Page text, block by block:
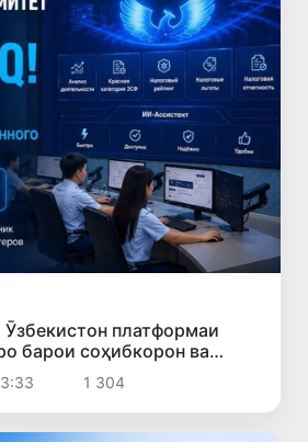
платформаи
барои соҳибкорон ва
муаррифӣ кард
1 304